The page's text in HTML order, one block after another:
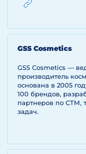
GSS Cosmetics
GSS Cosmetics —
производитель
основана в 2005
100 брендов,
партнеров по СТМ,
задач.